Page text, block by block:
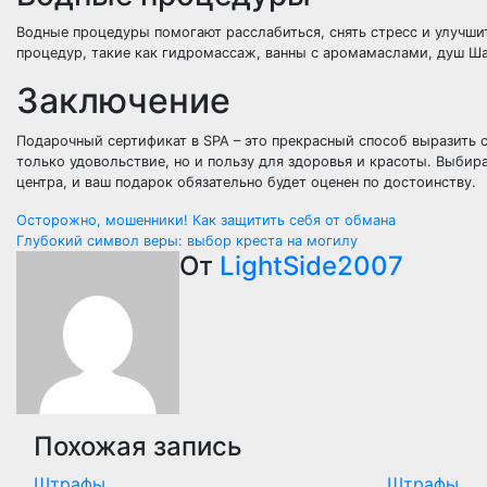
Водные процедуры помогают расслабиться, снять стресс и
процедур, такие как гидромассаж, ванны с аромамаслами, душ
Заключение
Подарочный сертификат в SPA – это прекрасный способ
только удовольствие, но и пользу для здоровья и красоты.
центра, и ваш подарок обязательно будет оценен по достоинству.
Навигация
записям
Осторожно, мошенники! Как защитить себя от обмана
Глубокий символ веры: выбор креста на могилу
От LightSide2007
Похожая запись